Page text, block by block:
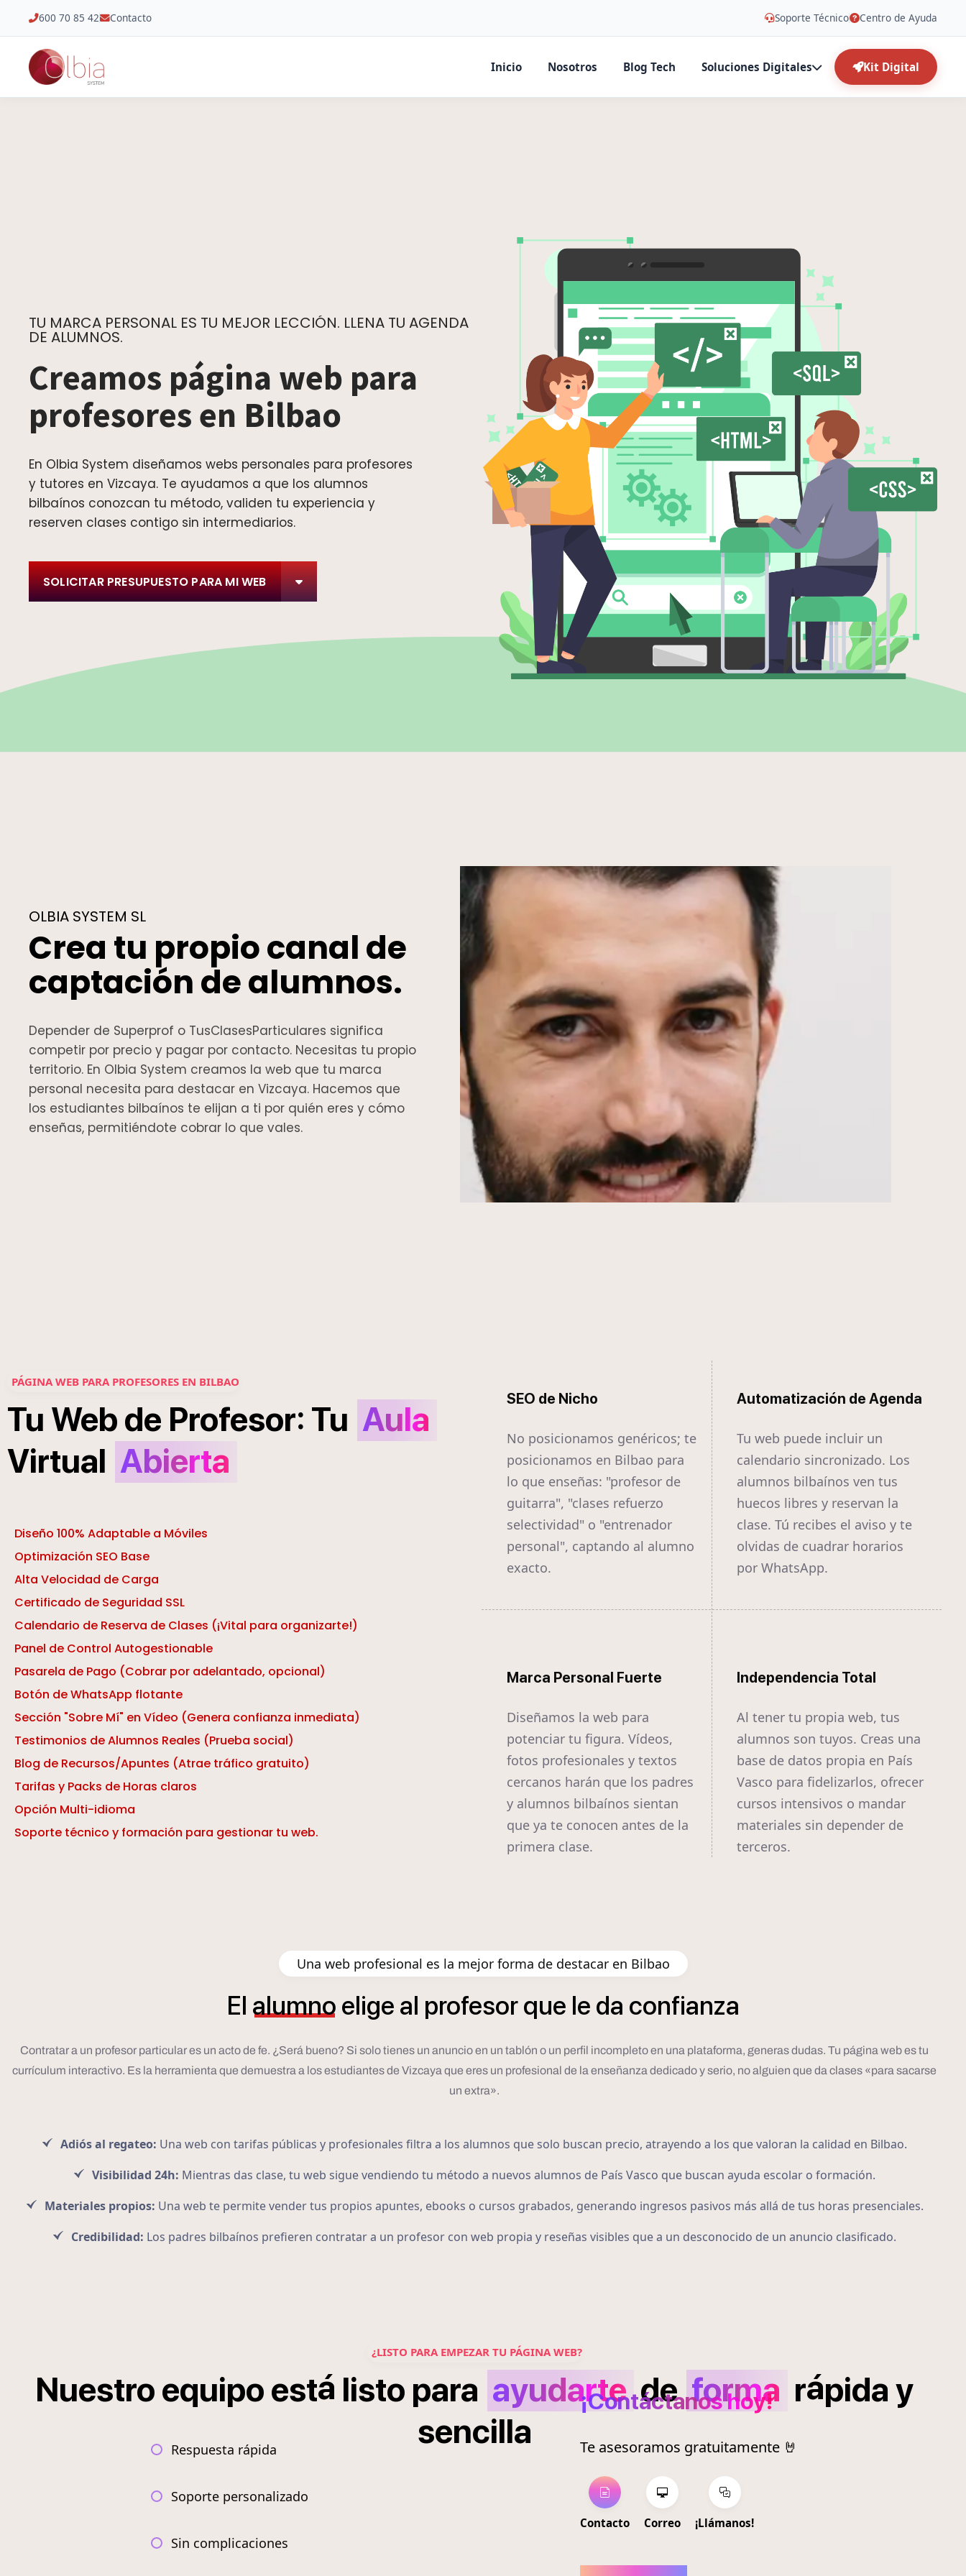
600 70 85 42 Contacto Soporte Técnico Centro de Ayuda
Inicio Nosotros Blog Tech Soluciones Digitales Kit Digital
TU MARCA PERSONAL ES TU MEJOR LECCIÓN. LLENA TU AGENDA
DE ALUMNOS.
Creamos página web para
profesores en Bilbao
En Olbia System diseñamos webs personales para profesores
y tutores en Vizcaya. Te ayudamos a que los alumnos
bilbaínos conozcan tu método, validen tu experiencia y
reserven clases contigo sin intermediarios.
SOLICITAR PRESUPUESTO PARA MI WEB
OLBIA SYSTEM SL
Crea tu propio canal de
captación de alumnos.
Depender de Superprof o TusClasesParticulares significa
competir por precio y pagar por contacto. Necesitas tu propio
territorio. En Olbia System creamos la web que tu marca
personal necesita para destacar en Vizcaya. Hacemos que
los estudiantes bilbaínos te elijan a ti por quién eres y cómo
enseñas, permitiéndote cobrar lo que vales.
PÁGINA WEB PARA PROFESORES EN BILBAO
Tu Web de Profesor: Tu Aula
Virtual Abierta
Diseño 100% Adaptable a Móviles
Optimización SEO Base
Alta Velocidad de Carga
Certificado de Seguridad SSL
Calendario de Reserva de Clases (¡Vital para organizarte!)
Panel de Control Autogestionable
Pasarela de Pago (Cobrar por adelantado, opcional)
Botón de WhatsApp flotante
Sección "Sobre Mí" en Vídeo (Genera confianza inmediata)
Testimonios de Alumnos Reales (Prueba social)
Blog de Recursos/Apuntes (Atrae tráfico gratuito)
Tarifas y Packs de Horas claros
Opción Multi-idioma
Soporte técnico y formación para gestionar tu web.
SEO de Nicho
No posicionamos genéricos; te
posicionamos en Bilbao para
lo que enseñas: "profesor de
guitarra", "clases refuerzo
selectividad" o "entrenador
personal", captando al alumno
exacto.
Automatización de Agenda
Tu web puede incluir un
calendario sincronizado. Los
alumnos bilbaínos ven tus
huecos libres y reservan la
clase. Tú recibes el aviso y te
olvidas de cuadrar horarios
por WhatsApp.
Marca Personal Fuerte
Diseñamos la web para
potenciar tu figura. Vídeos,
fotos profesionales y textos
cercanos harán que los padres
y alumnos bilbaínos sientan
que ya te conocen antes de la
primera clase.
Independencia Total
Al tener tu propia web, tus
alumnos son tuyos. Creas una
base de datos propia en País
Vasco para fidelizarlos, ofrecer
cursos intensivos o mandar
materiales sin depender de
terceros.
Una web profesional es la mejor forma de destacar en Bilbao
El alumno elige al profesorque le da confianza
Contratar a un profesor particular es un acto de fe. ¿Será bueno? Si solo tienes un anuncio en un tablón o un perfil incompleto en una plataforma, generas dudas. Tu página web es tu
currículum interactivo. Es la herramienta que demuestra a los estudiantes de Vizcaya que eres un profesional de la enseñanza dedicado y serio, no alguien que da clases «para sacarse
un extra».
Adiós al regateo: Una web con tarifas públicas y profesionales filtra a los alumnos que solo buscan precio, atrayendo a los que valoran la calidad en Bilbao.
Visibilidad 24h: Mientras das clase, tu web sigue vendiendo tu método a nuevos alumnos de País Vasco que buscan ayuda escolar o formación.
Materiales propios: Una web te permite vender tus propios apuntes, ebooks o cursos grabados, generando ingresos pasivos más allá de tus horas presenciales.
Credibilidad: Los padres bilbaínos prefieren contratar a un profesor con web propia y reseñas visibles que a un desconocido de un anuncio clasificado.
¿LISTO PARA EMPEZAR TU PÁGINA WEB?
Nuestro equipo está listo para ayudarte de forma rápida y
sencilla
Respuesta rápida
Soporte personalizado
Sin complicaciones
¡Contáctanos hoy!
Te asesoramos gratuitamente 🤘
Contacto Correo ¡Llámanos!